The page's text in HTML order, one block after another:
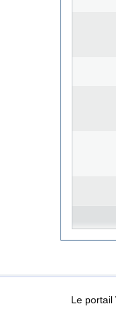
Conditions d’utilisation
Le portail